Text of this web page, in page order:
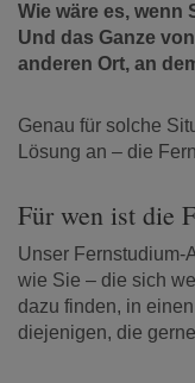
Wie wäre es, wenn
Und das Ganze
anderen Ort, an
Genau für solche
Lösung an – die
Für wen ist die
Unser Fernstudium-
wie Sie – die sich
dazu finden, in
diejenigen, die